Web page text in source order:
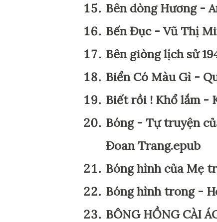
Bên dòng Hương -
Bến Đục - Vũ Thị
Bên giòng lịch sử
Biển Có Màu Gì -
Biết rồi ! Khổ lắm -
Bóng - Tự truyện
Đoan Trang.epub
Bóng hình của Mẹ
Bóng hình trong -
BÔNG HỒNG CÀI